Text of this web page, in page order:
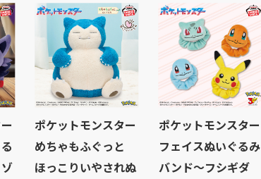
ポケットモンスター
めちゃもふぐっと
ほっこりいやされぬ
ポケットモンスター
フェイスぬいぐるみ
バンド～フシギダ